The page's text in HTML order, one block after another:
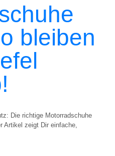
bleiben
Die richtige Motorradschuhe
Artikel zeigt Dir einfache,